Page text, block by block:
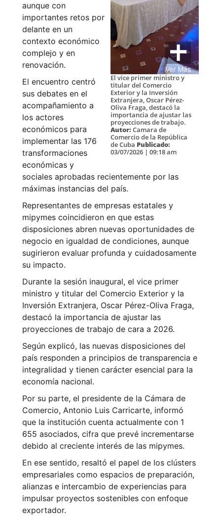
Ver Más
El vice primer ministro y
titular del Comercio
Exterior y la Inversión
Extranjera, Oscar Pérez-
Oliva Fraga, destacó la
importancia de ajustar las
proyecciones de trabajo.
Autor: Camara de
Comercio de la República
de Cuba Publicado:
03/07/2026 | 09:18 am
aunque con
importantes retos por
delante en un
contexto económico
complejo y en
renovación.
El encuentro centró
sus debates en el
acompañamiento a
los actores
económicos para
implementar las 176
transformaciones
económicas y
sociales aprobadas recientemente por las
máximas instancias del país.
Representantes de empresas estatales y
mipymes coincidieron en que estas
disposiciones abren nuevas oportunidades de
negocio en igualdad de condiciones, aunque
sugirieron evaluar profunda y cuidadosamente
su impacto.
Durante la sesión inaugural, el vice primer
ministro y titular del Comercio Exterior y la
Inversión Extranjera, Oscar Pérez-Oliva Fraga,
destacó la importancia de ajustar las
proyecciones de trabajo de cara a 2026.
Según explicó, las nuevas disposiciones del
país responden a principios de transparencia e
integralidad y tienen carácter esencial para la
economía nacional.
Por su parte, el presidente de la Cámara de
Comercio, Antonio Luis Carricarte, informó
que la institución cuenta actualmente con 1
655 asociados, cifra que prevé incrementarse
debido al creciente interés de las mipymes.
En ese sentido, resaltó el papel de los clústers
empresariales como espacios de preparación,
alianzas e intercambio de experiencias para
impulsar proyectos sostenibles con enfoque
exportador.